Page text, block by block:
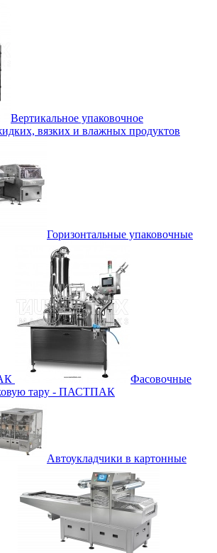
Вертикальное упаковочное
вязких и влажных продуктов
Горизонтальные упаковочные
Фасовочные
тару - ПАСТПАК
Автоукладчики в картонные